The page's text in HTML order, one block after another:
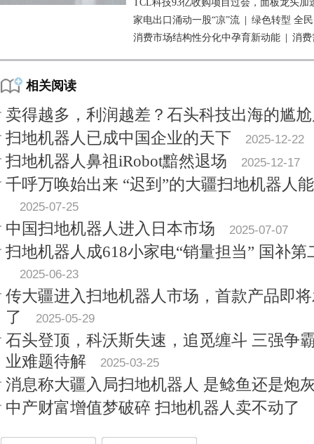
TCL科技93亿收购项目过会，面板龙头加
家电出口涌动一股“凉”流
绿色转型 全
消费市场结构性分化中孕育新动能
消费
相关阅读
卖得越多，利润越差？石头科技出海的尴
扫地机器人已成中国企业的天下
2025-12-22
扫地机器人鼻祖iRobot黯然退场 2025-12-17
千呼万唤始出来 “迟到”的大疆扫地机器人
2025-07-25
中国扫地机器人进入日本市场 2025-07-07
扫地机器人成618小家电“销量担当” 国补
2025-06-23
传大疆进入扫地机器人市场，首款产品即
了
2025-05-29
石头登顶‌，科沃斯失速‌，追觅缠斗‌ 三强争
业难题待解
2025-03-25
消息称大疆入局扫地机器人 是鲶鱼还是炮
中产财富增值梦破碎 扫地机器人卖不动了